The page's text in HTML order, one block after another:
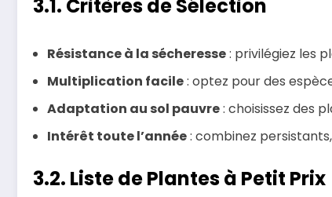
3.1. Critères de Sélection
Résistance à la sécheresse: privilégiez les
Multiplication facile: optez pour des
Adaptation au sol pauvre: choisissez des
Intérêt toute l’année: combinez
3.2. Liste de Plantes à Petit Prix